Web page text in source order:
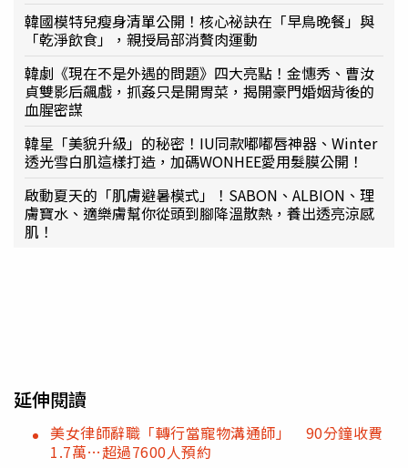
韓國模特兒瘦身清單公開！核心祕訣在「早鳥晚餐」與
「乾淨飲食」，親授局部消贅肉運動
韓劇《現在不是外遇的問題》四大亮點！金憓秀、曹汝
貞雙影后飆戲，抓姦只是開胃菜，揭開豪門婚姻背後的
血腥密謀
韓星「美貌升級」的秘密！IU同款嘟嘟唇神器、Winter
透光雪白肌這樣打造，加碼WONHEE愛用髮膜公開！
啟動夏天的「肌膚避暑模式」！SABON、ALBION、理
膚寶水、適樂膚幫你從頭到腳降溫散熱，養出透亮涼感
肌！
延伸閱讀
美女律師辭職「轉行當寵物溝通師」 90分鐘收費
1.7萬…超過7600人預約